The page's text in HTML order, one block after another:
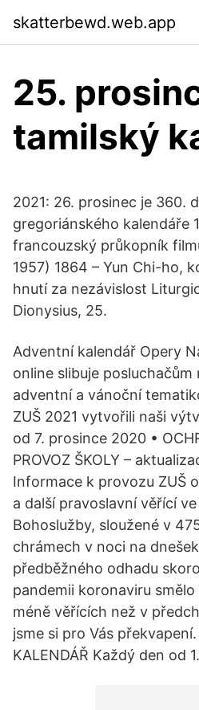
skatterbewd.web.app
25.
tamilský
2021: 26. prosinec je 360.
gregoriánského kalendáře
francouzský průkopník
1957) 1864 – Yun Chi-ho,
hnutí za nezávislost
Dionysius, 25.
Adventní kalendář Opery
online slibuje
adventní a vánoční
ZUŠ 2021 vytvořili naši
od 7. prosince 2020 •
PROVOZ ŠKOLY –
Informace k provozu ZUŠ
a další pravoslavní věřící
Bohoslužby, sloužené v
chrámech v noci na
předběžného odhadu
pandemii koronaviru
méně věřících než v
jsme si pro Vás
KALENDÁŘ Každý den od 1.